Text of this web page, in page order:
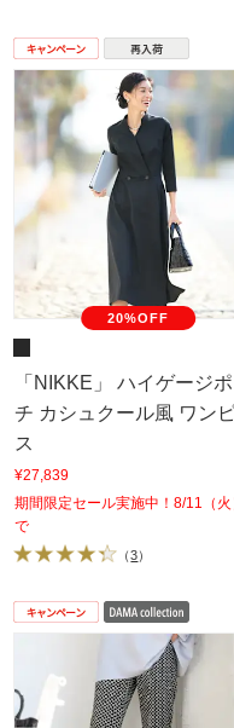
20%OFF
「NIKKE」 ハイゲージ
チ カシュクール風 ワン
ス
¥27,839
期間限定セール実施中！8/11（火
で
（3）